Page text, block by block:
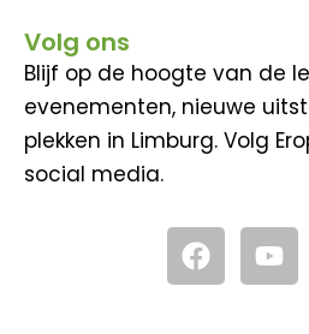
Volg ons
Blijf op de hoogte van de
evenementen, nieuwe
plekken in Limburg. Volg
social media.
F
a
c
Y
o
u